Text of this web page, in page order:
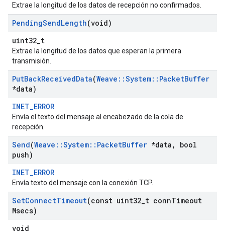
Extrae la longitud de los datos de recepción no confirmados.
PendingSendLength(void)
uint32_t
Extrae la longitud de los datos que esperan la primera
transmisión.
PutBackReceivedData(Weave ::System:: PacketBuffer
*data)
INET_ERROR
Envía el texto del mensaje al encabezado de la cola de
recepción.
Send(Weave ::System:: PacketBuffer *data ,
bool
push)
INET_ERROR
Envía texto del mensaje con la conexión TCP.
SetConnectTimeout(const uint32 t connTimeout
Msecs)
void